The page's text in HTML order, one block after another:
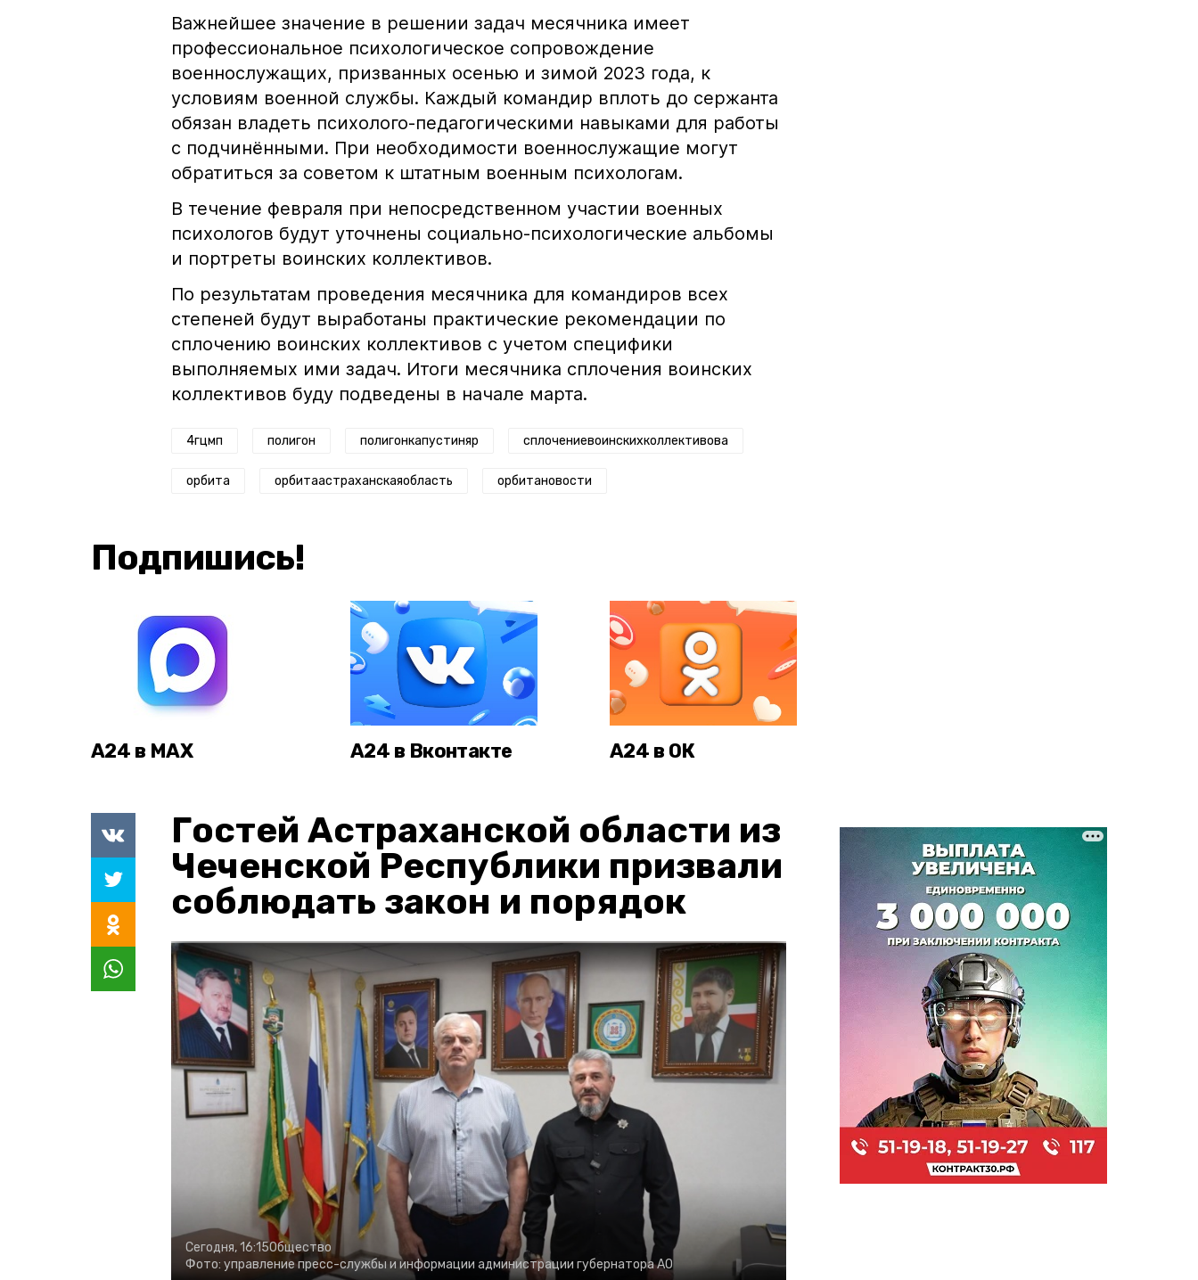
Важнейшее значение в решении задач месячника имеет
профессиональное психологическое сопровождение
военнослужащих, призванных осенью и зимой 2023 года, к
условиям военной службы. Каждый командир вплоть до сержанта
обязан владеть психолого-педагогическими навыками для работы
с подчинёнными. При необходимости военнослужащие могут
обратиться за советом к штатным военным психологам.
В течение февраля при непосредственном участии военных
психологов будут уточнены социально-психологические альбомы
и портреты воинских коллективов.
По результатам проведения месячника для командиров всех
степеней будут выработаны практические рекомендации по
сплочению воинских коллективов с учетом специфики
выполняемых ими задач. Итоги месячника сплочения воинских
коллективов буду подведены в начале марта.
4гцмп полигон полигонкапустиняр сплочениевоинскихколлективова
орбита орбитаастраханскаяобласть орбитановости
Подпишись!
А24 в MAX А24 в Вконтакте А24 в ОК
Гостей Астраханской области из
Чеченской Республики призвали
соблюдать закон и порядок
Сегодня, 16:15Общество
Фото: управление пресс-службы и информации администрации губернатора АО